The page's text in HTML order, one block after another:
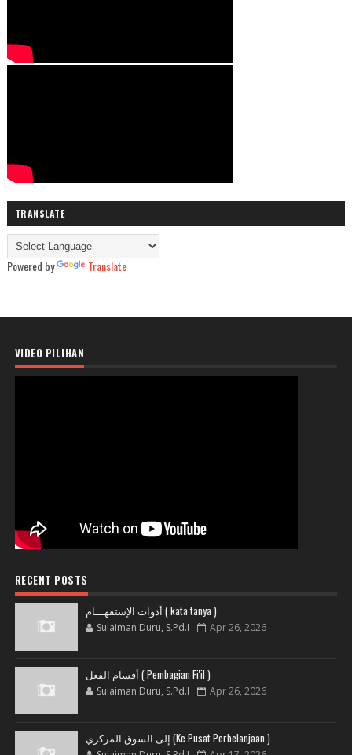
TRANSLATE
Powered by Translate
VIDEO PILIHAN
RECENT POSTS
أدوات الإستفهـــام ( kata tanya )
Sulaiman Duru, S.Pd.I Apr 26, 2026
أقسام الفعل ( Pembagian Fi'il )
Sulaiman Duru, S.Pd.I Apr 26, 2026
إلى السوق المركزي (Ke Pusat Perbelanjaan )